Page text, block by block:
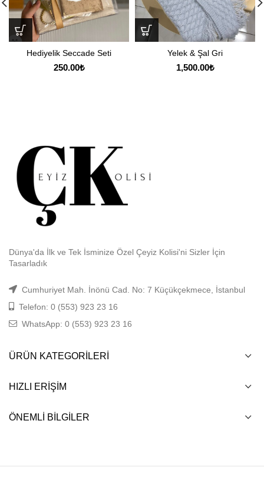
Hediyelik Seccade Seti
250.00₺
Yelek & Şal Gri
1,500.00₺
Dünya'da İlk ve Tek İsminize Özel Çeyiz Kolisi'ni Sizler İçin
Tasarladık
Cumhuriyet Mah. İnönü Cad. No: 7 Küçükçekmece, İstanbul
Telefon: 0 (553) 923 23 16
WhatsApp: 0 (553) 923 23 16
ÜRÜN KATEGORILERI
HIZLI ERIŞIM
ÖNEMLI BILGILER